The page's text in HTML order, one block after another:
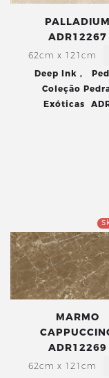
PALLADIUM
ADR12267
62cm x 121cm
Deep Ink ,
Coleção
Exóticas
MARMO
ADR12269
62cm x 121cm